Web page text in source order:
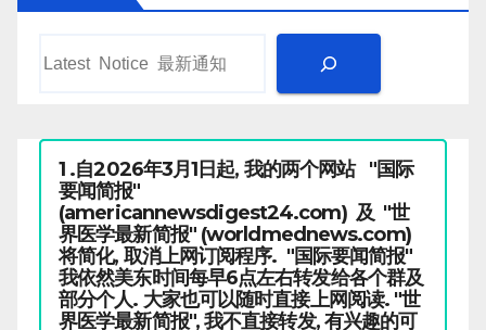
1 .自2026年3月1日起, 我的两个网站 "国际
要闻简报"
(americannewsdigest24.com) 及 "世
界医学最新简报" (worldmednews.com)
将简化, 取消上网订阅程序. "国际要闻简报"
我依然美东时间每早6点左右转发给各个群及
部分个人. 大家也可以随时直接上网阅读. "世
界医学最新简报", 我不直接转发, 有兴趣的可